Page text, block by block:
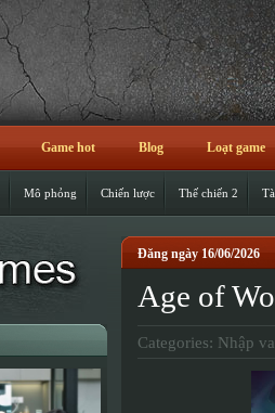
Game hot Blog Loạt game
Mô phỏng Chiến lược Thế chiến 2
Đăng ngày 16/06/2026
Age of
Categories: Nhập